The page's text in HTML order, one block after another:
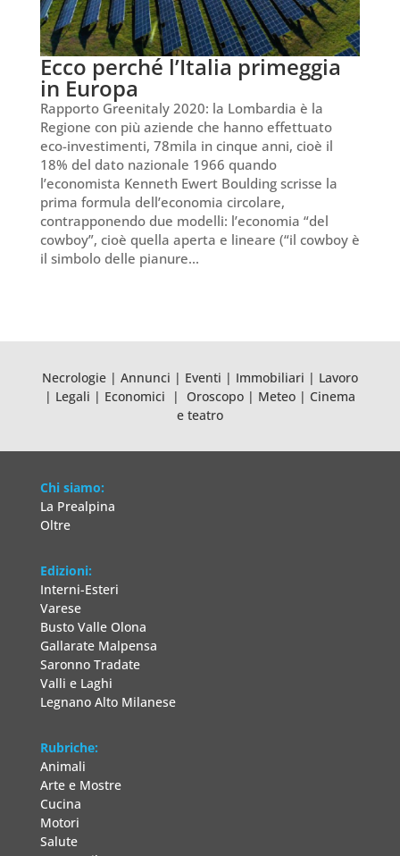
Ecco perché l’Italia primeggia
in Europa
Rapporto Greenitaly 2020: la Lombardia è la
Regione con più aziende che hanno effettuato
eco-investimenti, 78mila in cinque anni, cioè il
18% del dato nazionale 1966 quando
l’economista Kenneth Ewert Boulding scrisse la
prima formula dell’economia circolare,
contrapponendo due modelli: l’economia “del
cowboy”, cioè quella aperta e lineare (“il cowboy è
il simbolo delle pianure...
Necrologie| Annunci | Eventi | Immobiliari | Lavoro
| Legali | Economici | Oroscopo | Meteo | Cinema
e teatro
Chi siamo:
La Prealpina
Oltre
Edizioni:
Interni-Esteri
Varese
Busto Valle Olona
Gallarate Malpensa
Saronno Tradate
Valli e Laghi
Legnano Alto Milanese
Rubriche:
Animali
Arte e Mostre
Cucina
Motori
Salute